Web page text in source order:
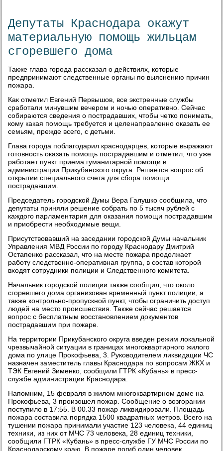
Депутаты Краснодара окажут
материальную помощь жильцам
сгоревшего дома
Также глава города рассказал о действиях, которые
предпринимают следственные органы по выяснению причин
пожара.
Как отметил Евгений Первышов, все экстренные службы
сработали минувшим вечером и ночью оперативно. Сейчас
собираются сведения о пострадавших, чтобы четко понимать,
кому какая помощь требуется и целенаправленно оказать ее
семьям, прежде всего, с детьми.
Глава города поблагодарил краснодарцев, которые выражают
готовность оказать помощь пострадавшим и отметил, что уже
работает пункт приема гуманитарной помощи в
администрации Прикубанского округа. Решается вопрос об
открытии специального счета для сбора помощи
пострадавшим.
Председатель городской Думы Вера Галушко сообщила, что
депутаты приняли решение собрать по 5 тысяч рублей с
каждого парламентария для оказания помощи пострадавшим
и приобрести необходимые вещи.
Присутствовавший на заседании городской Думы начальник
Управления МВД России по городу Краснодару Дмитрий
Остапенко рассказал, что на месте пожара продолжает
работу следственно-оперативная группа, в состав которой
входят сотрудники полиции и Следственного комитета.
Начальник городской полиции также сообщил, что около
сгоревшего дома организован временный пункт полиции, а
также контрольно-пропускной пункт, чтобы ограничить доступ
людей на место происшествия. Также сейчас решается
вопрос с бесплатным восстановлением документов
пострадавшим при пожаре.
На территории Прикубанского округа введен режим локальной
чрезвычайной ситуации в границах многоквартирного жилого
дома по улице Прокофьева, 3. Руководителем ликвидации ЧС
назначен заместитель главы Краснодара по вопросам ЖКХ и
ТЭК Евгений Зименко, сообщили ГТРК «Кубань» в пресс-
службе администрации Краснодара.
Напомним, 15 февраля в жилом многоквартирном доме на
Прокофьева, 3 произошел пожар. Сообщение о возгорании
поступило в 17:55. В 00.33 пожар ликвидировали. Площадь
пожара составила порядка 1500 квадратных метров. Всего на
тушении пожара принимали участие 123 человека, 44 единиц
техники, из них от МЧС 73 человека, 28 единиц техники,
сообщили ГТРК «Кубань» в пресс-службе ГУ МЧС России по
Краснодарскому краю. В пожаре погиб один человек.